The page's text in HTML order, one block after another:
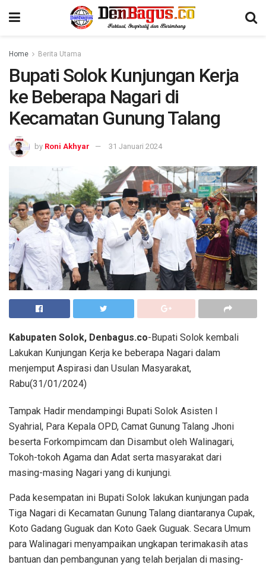
Home Berita Utama
Bupati Solok Kunjungan Kerja
ke Beberapa Nagari di
Kecamatan Gunung Talang
by Roni Akhyar 31 Januari 2024
Kabupaten Solok, Denbagus.co-Bupati Solok kembali
Lakukan Kunjungan Kerja ke beberapa Nagari dalam
menjemput Aspirasi dan Usulan Masyarakat,
Rabu(31/01/2024)
Tampak Hadir mendampingi Bupati Solok Asisten I
Syahrial, Para Kepala OPD, Camat Gunung Talang Jhoni
beserta Forkompimcam dan Disambut oleh Walinagari,
Tokoh-tokoh Agama dan Adat serta masyarakat dari
masing-masing Nagari yang di kunjungi.
Pada kesempatan ini Bupati Solok lakukan kunjungan pada
Tiga Nagari di Kecamatan Gunung Talang diantaranya Cupak,
Koto Gadang Guguak dan Koto Gaek Guguak. Secara Umum
para Walinagari menyampaikan ungkapan terimakasih atas
bantuan dan pembangunan yang telah berjalan di masing-